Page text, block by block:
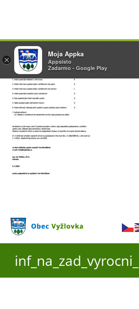
Přeskočit
na
obsah
×
Vyžlovka
AppSisto
- In Google Play
×
Moja Appka
Appsisto
Zadarmo - Google Play